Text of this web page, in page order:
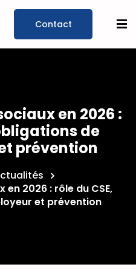
vousen 2026 :
de
prévention
2026 : rôle du CSE,
et prévention